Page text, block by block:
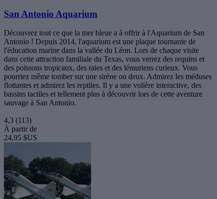
San Antonio Aquarium
Découvrez tout ce que la mer bleue a à offrir à l'Aquarium de San
Antonio ! Depuis 2014, l'aquarium est une plaque tournante de
l'éducation marine dans la vallée du Léon. Lors de chaque visite
dans cette attraction familiale du Texas, vous verrez des requins et
des poissons tropicaux, des raies et des lémuriens curieux. Vous
pourriez même tomber sur une sirène ou deux. Admirez les méduses
flottantes et admirez les reptiles. Il y a une volière interactive, des
bassins tactiles et tellement plus à découvrir lors de cette aventure
sauvage à San Antonio.
4,3 (113)
À partir de
24,95 $US